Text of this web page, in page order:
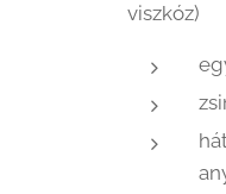
viszkóz)